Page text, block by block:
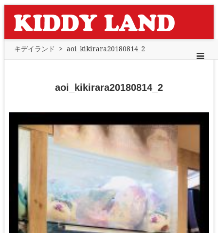
キデイランド > aoi_kikirara20180814_2
aoi_kikirara20180814_2